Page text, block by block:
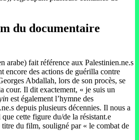
du documentaire
arabe) fait référence aux Palestinien.ne.s
encore des actions de guérilla contre
Abdallah, lors de son procès, se
cour. Il dit exactement, « je suis un
est également l’hymne des
depuis plusieurs décennies. Il nous a
cette figure du/de la résistant.e
du film, souligné par « le combat de